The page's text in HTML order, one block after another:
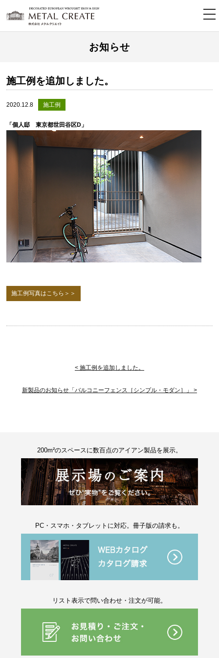
お知らせ
施工例を追加しました。
2020.12.8 施工例
「個人邸 東京都世田谷区D」
施工例写真はこちら＞＞
< 施工例を追加しました。
新製品のお知らせ「バルコニーフェンス［シンプル・モダン］」 >
200m²のスペースに数百点のアイアン製品を展示。
PC・スマホ・タブレットに対応。冊子版の請求も。
リスト表示で問い合わせ・注文が可能。